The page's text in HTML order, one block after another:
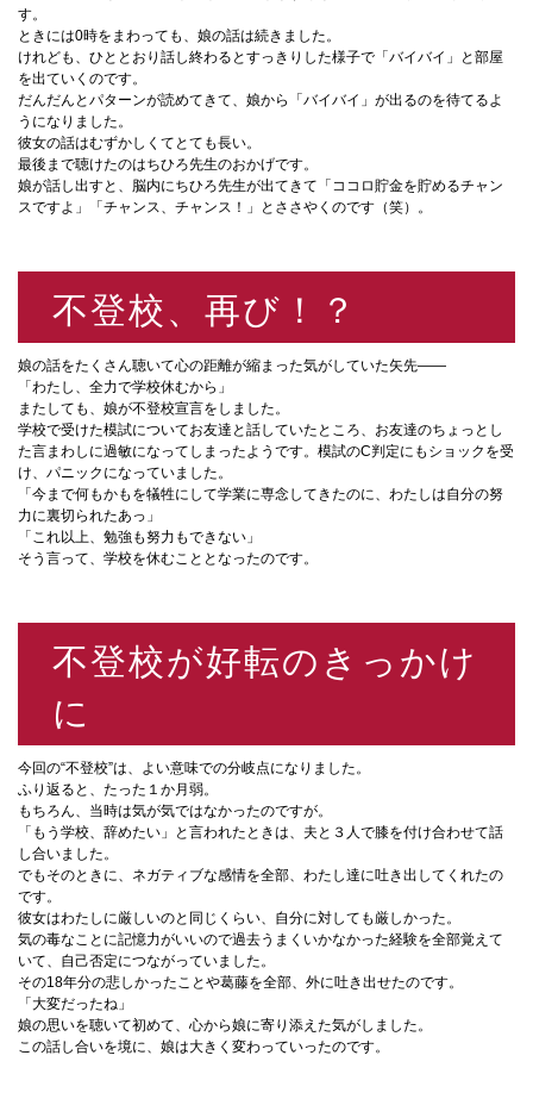
す。
ときには0時をまわっても、娘の話は続きました。
けれども、ひととおり話し終わるとすっきりした様子で「バイバイ」と部屋
を出ていくのです。
だんだんとパターンが読めてきて、娘から「バイバイ」が出るのを待てるよ
うになりました。
彼女の話はむずかしくてとても長い。
最後まで聴けたのはちひろ先生のおかげです。
娘が話し出すと、脳内にちひろ先生が出てきて「ココロ貯金を貯めるチャン
スですよ」「チャンス、チャンス！」とささやくのです（笑）。
不登校、再び！？
娘の話をたくさん聴いて心の距離が縮まった気がしていた矢先——
「わたし、全力で学校休むから」
またしても、娘が不登校宣言をしました。
学校で受けた模試についてお友達と話していたところ、お友達のちょっとし
た言まわしに過敏になってしまったようです。模試のC判定にもショックを受
け、パニックになっていました。
「今まで何もかもを犠牲にして学業に専念してきたのに、わたしは自分の努
力に裏切られたあっ」
「これ以上、勉強も努力もできない」
そう言って、学校を休むこととなったのです。
不登校が好転のきっかけ
に
今回の“不登校”は、よい意味での分岐点になりました。
ふり返ると、たった１か月弱。
もちろん、当時は気が気ではなかったのですが。
「もう学校、辞めたい」と言われたときは、夫と３人で膝を付け合わせて話
し合いました。
でもそのときに、ネガティブな感情を全部、わたし達に吐き出してくれたの
です。
彼女はわたしに厳しいのと同じくらい、自分に対しても厳しかった。
気の毒なことに記憶力がいいので過去うまくいかなかった経験を全部覚えて
いて、自己否定につながっていました。
その18年分の悲しかったことや葛藤を全部、外に吐き出せたのです。
「大変だったね」
娘の思いを聴いて初めて、心から娘に寄り添えた気がしました。
この話し合いを境に、娘は大きく変わっていったのです。